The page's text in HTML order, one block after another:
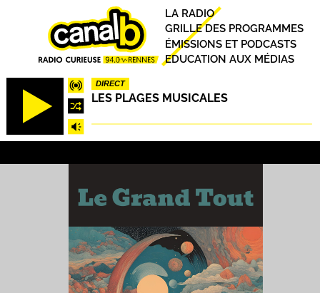
DIRECT
LES PLAGES MUSICALES
Principal
LA RADIO
GRILLE DES PROGRAMMES
ÉMISSIONS ET PODCASTS
EDUCATION AUX MÉDIAS